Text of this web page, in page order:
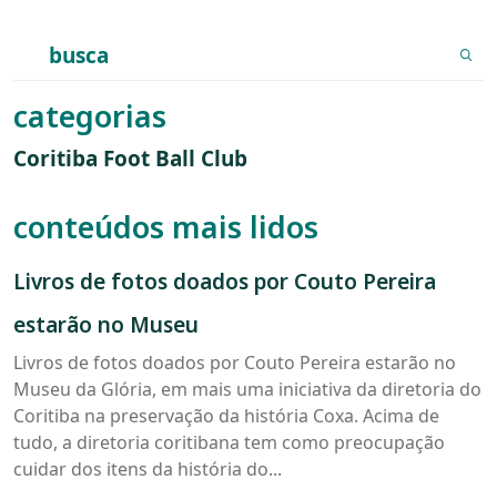
Search
categorias
Coritiba Foot Ball Club
conteúdos mais lidos
de
fotos
doados
por
Couto
Pereira
estarão
no
Museu
Livros de fotos doados por Couto Pereira
estarão no Museu
Livros de fotos doados por Couto Pereira estarão no
Museu da Glória, em mais uma iniciativa da diretoria do
Coritiba na preservação da história Coxa. Acima de
tudo, a diretoria coritibana tem como preocupação
cuidar dos itens da história do...